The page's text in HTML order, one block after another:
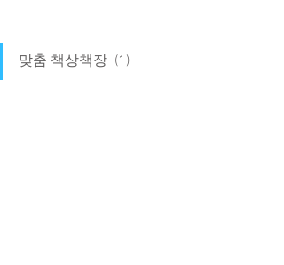
맞춤 책상책장  (1)